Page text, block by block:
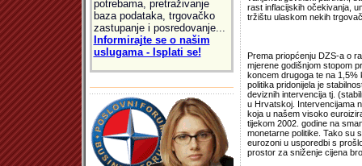
potrebama, pretraživanje
baza podataka, trgovačko
zastupanje i posredovanje...
Informirajte se o našim
uslugama - Isplati se!
rast inflacijskih očekivanja,
tržištu ulaskom nekih
Prema priopćenju DZS-a o
mjerene godišnjom stopom
koncem drugoga te na 1,5%
politika pridonijela je
deviznih intervencija tj.
u Hrvatskoj. Intervencijama
koja u našem visoko
tijekom 2002. godine na
monetarne politike. Tako su
eurozoni u usporedbi s
prostor za sniženje cijena